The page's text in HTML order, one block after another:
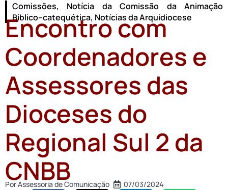
Comissões, Notícia da Comissão da Animação
Bíblico–catequética, Notícias da Arquidiocese
Encontro com
Coordenadores e
Assessores das
Dioceses do
Regional Sul 2 da
CNBB
PorAssessoria de Comunicação 07/03/2024